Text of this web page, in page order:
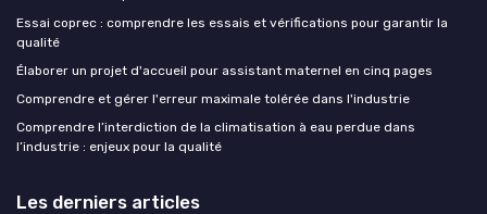
Essai coprec : comprendre les essais et vérifications pour garantir la
qualité
Élaborer un projet d'accueil pour assistant maternel en cinq pages
Comprendre et gérer l'erreur maximale tolérée dans l'industrie
Comprendre l’interdiction de la climatisation à eau perdue dans
l’industrie : enjeux pour la qualité
Les derniers articles